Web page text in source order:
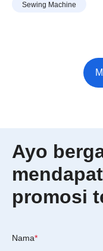
pengguna di Asia.
Sewing Machine
Ayo
promosi
Nama*